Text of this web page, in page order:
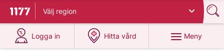
Till startsidan för 1177
Välj region
Logga in
på 1177.se
Hitta vård
på 1177.se
Meny